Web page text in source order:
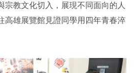
宗教文化切入，展現不同面向的人
高雄展覽館見證同學用四年青春淬